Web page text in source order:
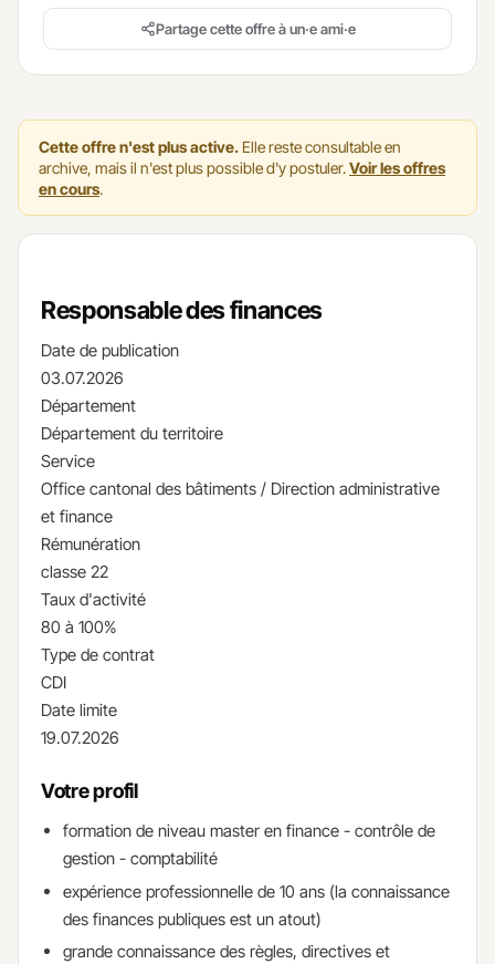
Cette offre n'est plus active. Elle reste consultable en
archive, mais il n'est plus possible d'y postuler.Voir les offres
en cours.
Responsable des finances
Date de publication
03.07.2026
Département
Département du territoire
Service
Office cantonal des bâtiments / Direction administrative
et finance
Rémunération
classe 22
Taux d'activité
80 à 100%
Type de contrat
CDI
Date limite
19.07.2026
Votre profil
formation de niveau master en finance - contrôle de
gestion - comptabilité
expérience professionnelle de 10 ans (la connaissance
des finances publiques est un atout)
grande connaissance des règles, directives et
Partage cette offre à un·e ami·e